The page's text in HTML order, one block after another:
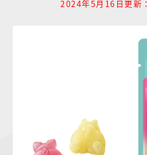
2024年5月16日更新